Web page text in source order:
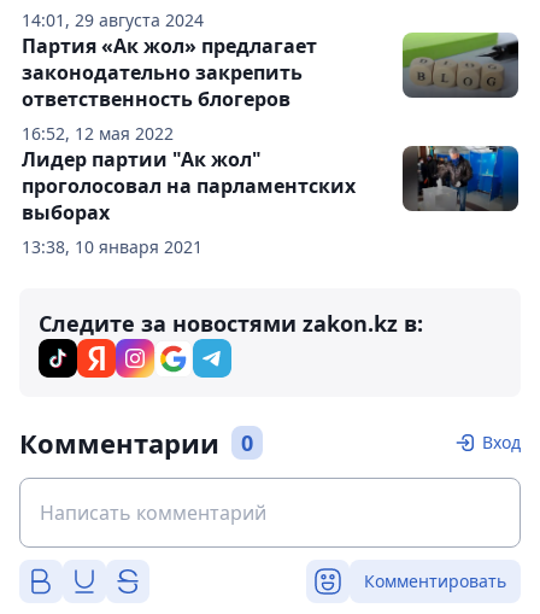
14:01, 29 августа 2024
16:52, 12 мая 2022
Партия «Ак жол» предлагает
законодательно закрепить
ответственность блогеров
13:38, 10 января 2021
Лидер партии "Ак жол"
проголосовал на парламентских
выборах
Следите за новостями zakon.kz в:
Комментарии 0 Вход
Комментировать